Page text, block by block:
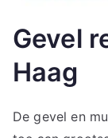
Gevel
Haag
De gevel en